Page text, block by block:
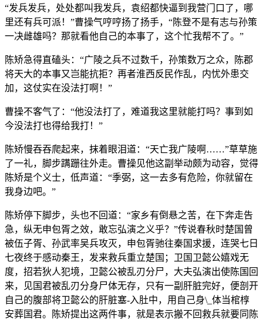
“发兵发兵，处处都叫我发兵，袁绍都快逼到我营门口了，哪
里还有兵可派！”曹操气哼哼扬了扬手，“陈登不是有志与孙策
一决雌雄吗？那就看他自己的本事了，这个忙我帮不了。”
陈矫急得直磕头：“广陵之兵不过数千，孙策数万之众，陈郡
将天大的本事又岂能抗拒？再者淮西反民作乱，内忧外患交
加，这仗实在没法打啊！”
曹操不客气了：“他没法打了，难道我这里就能打吗？事到如
今没法打也得给我打！”
陈矫慢吞吞爬起来，抹着眼泪道：“天亡我广陵啊……”草草施
了一礼，脚步蹒跚往外走。曹操见他这副举动颇为动容，觉得
陈矫是个义士，低声道：“季弼，这一去多有危险，你就留在
我身边吧。”
陈矫停下脚步，头也不回道：“家乡有倒悬之苦，在下奔走告
急，纵无申包胥之效，敢忘弘演之义乎？”传说春秋时楚国曾
被伍子胥、孙武率吴兵攻灭，申包胥驰往秦国求援，连哭七日
七夜终于感动秦王，发来救兵重立楚国；卫国卫懿公嬉戏无
度，招若狄人犯境，卫懿公被乱刃分尸，大夫弘演出使陈国回
来，见国君被乱刃分身尸体无存，只有一副肝脏完好，便剖开
自己的腹部将卫懿公的肝脏塞-入肚中，用自己身\_体当棺椁
安葬国君。陈矫提出这两件事，就是表示搬不回救兵就要同陈